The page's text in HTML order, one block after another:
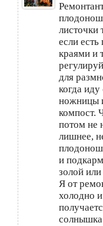
листочки
если
краями и
для
когда
ножницы
компост.
потом не
лишнее,
и
золой
Я от
холодно
солнышка